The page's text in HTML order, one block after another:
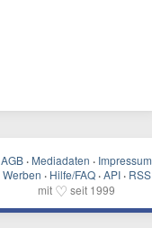
AGB · Mediadaten · Impressum
Werben · Hilfe/FAQ · API · RSS
mit ♡ seit 1999